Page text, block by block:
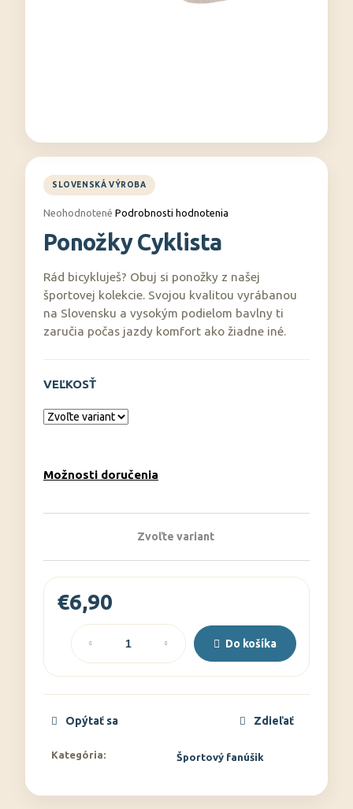
Priemerné
produktu
je
z
5
hviezdičiek.
Neohodnotené Podrobnosti hodnotenia
Ponožky Cyklista
Rád bicykluješ? Obuj si ponožky z našej
športovej kolekcie. Svojou kvalitou vyrábanou
na Slovensku a vysokým podielom bavlny ti
zaručia počas jazdy komfort ako žiadne iné.
VEĽKOSŤ
Možnosti doručenia
Zvoľte variant
€6,90
Jednotková
cena:
Do košíka
Kategória: Športový fanúšik
Opýtať sa Zdieľať
HĽADAŤ